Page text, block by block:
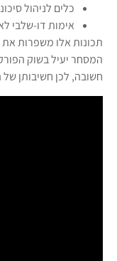
כלים לניהול
אימות דו-שלבי
תכונות אלו משפרות
המסחר יעיל בשוק
חשובה, לכן חשיבותן